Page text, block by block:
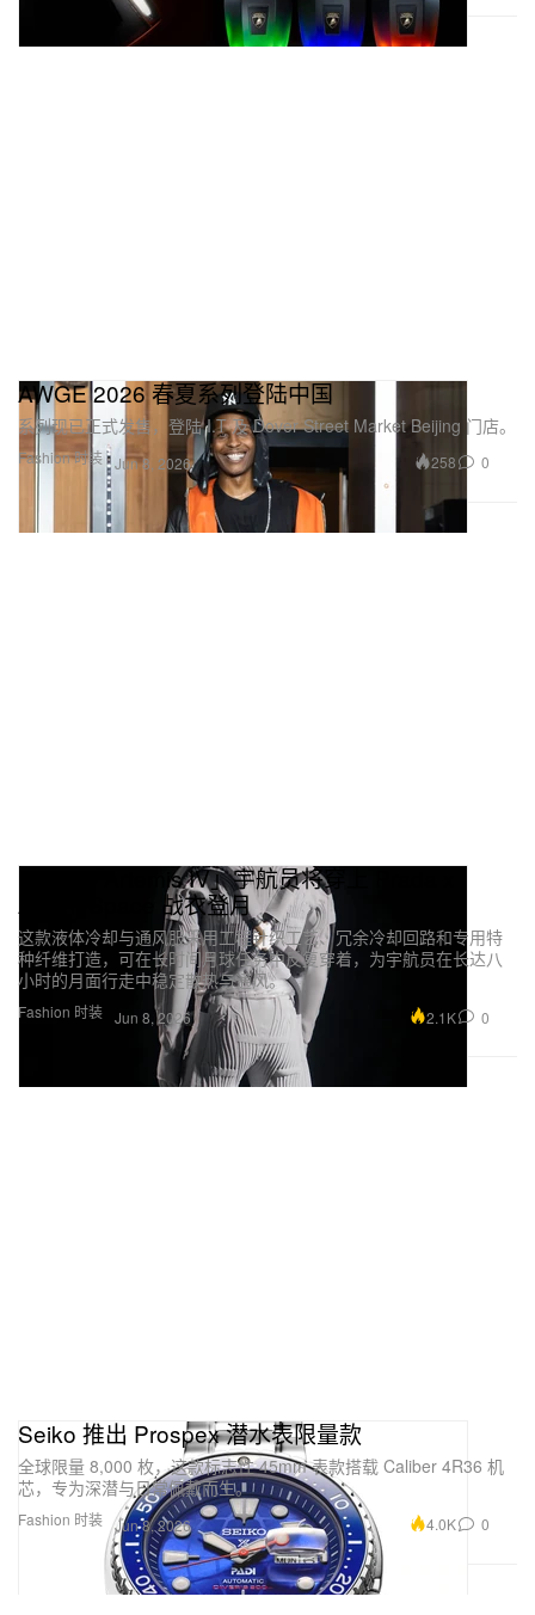
Fashion 时装
AWGE 2026 春夏系列登陆中国
系列现已正式发售，登陆 I.T 及 Dover Street Market Beijing 门店。
Jun 8, 2026 258 0
Fashion 时装
NASA「Artemis IV」宇航员将穿上 Prada x
Axiom Space 战衣登月
这款液体冷却与通风服采用工程针织工艺、冗余冷却回路和专用特
种纤维打造，可在长时间月球任务中反复穿着，为宇航员在长达八
小时的月面行走中稳定散热与通风。
Jun 8, 2026 2.1K 0
Fashion 时装
Seiko 推出 Prospex 潜水表限量款
全球限量 8,000 枚，这款标志性 45mm 表款搭载 Caliber 4R36 机
芯，专为深潜与日常佩戴而生。
Jun 8, 2026 4.0K 0